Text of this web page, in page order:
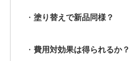
・ 塗り替えで新品同様？
・ 費用対効果は得られるか？